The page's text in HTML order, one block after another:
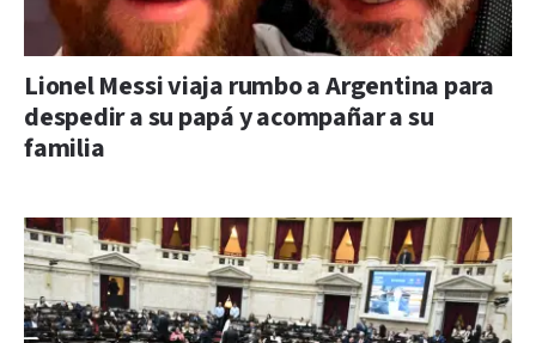
Lionel Messi viaja rumbo a Argentina para
despedir a su papá y acompañar a su
familia